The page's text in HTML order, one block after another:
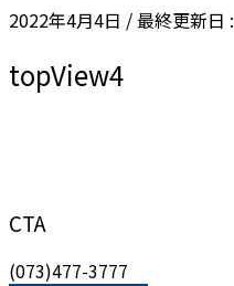
2022年4月4日 / 最終更新日 :
topView4
CTA
(073)477-3777